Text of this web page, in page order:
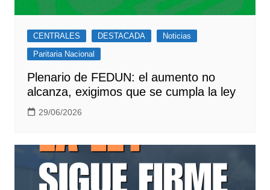
CENTRALES DESTACADA
Noticias
Paritaria Nacional
Plenario de FEDUN: el aumento no
alcanza, exigimos que se cumpla la ley
29/06/2026